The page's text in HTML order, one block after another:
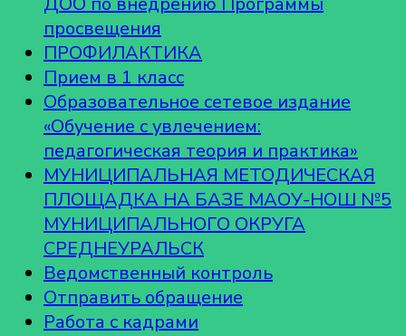
просвещения
ПРОФИЛАКТИКА
Прием в 1 класс
Образовательное сетевое издание
«Обучение с увлечением:
педагогическая теория и практика»
МУНИЦИПАЛЬНАЯ МЕТОДИЧЕСКАЯ
ПЛОЩАДКА НА БАЗЕ МАОУ-НОШ №5
МУНИЦИПАЛЬНОГО ОКРУГА
СРЕДНЕУРАЛЬСК
Ведомственный контроль
Отправить обращение
Работа с кадрами